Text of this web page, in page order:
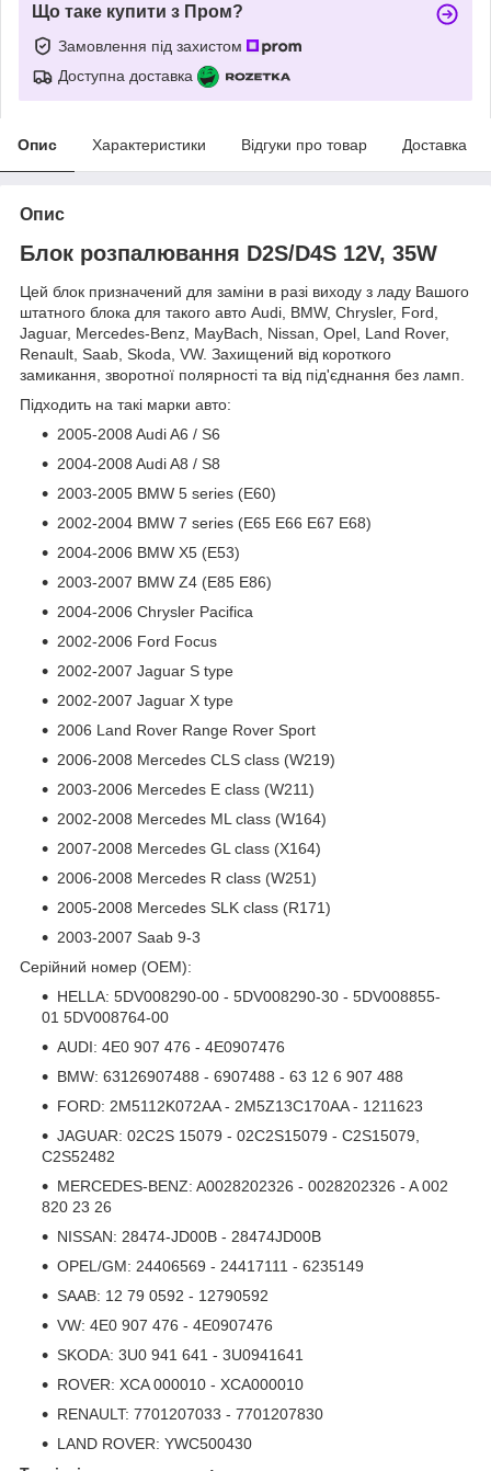
Що таке купити з Пром?
Замовлення під захистом
Доступна доставка
Опис Характеристики Відгуки про товар Доставка
Опис
Блок розпалювання D2S/D4S 12V, 35W
Цей блок призначений для заміни в разі виходу з ладу Вашого
штатного блока для такого авто Audi, BMW, Chrysler, Ford,
Jaguar, Mercedes-Benz, MayBach, Nissan, Opel, Land Rover,
Renault, Saab, Skoda, VW. Захищений від короткого
замикання, зворотної полярності та від під'єднання без ламп.
Підходить на такі марки авто:
2005-2008 Audi A6 / S6
2004-2008 Audi A8 / S8
2003-2005 BMW 5 series (E60)
2002-2004 BMW 7 series (E65 E66 E67 E68)
2004-2006 BMW X5 (E53)
2003-2007 BMW Z4 (E85 E86)
2004-2006 Chrysler Pacifica
2002-2006 Ford Focus
2002-2007 Jaguar S type
2002-2007 Jaguar X type
2006 Land Rover Range Rover Sport
2006-2008 Mercedes CLS class (W219)
2003-2006 Mercedes E class (W211)
2002-2008 Mercedes ML class (W164)
2007-2008 Mercedes GL class (X164)
2006-2008 Mercedes R class (W251)
2005-2008 Mercedes SLK class (R171)
2003-2007 Saab 9-3
Серійний номер (ОЕМ):
HELLA: 5DV008290-00 - 5DV008290-30 - 5DV008855-
01 5DV008764-00
AUDI: 4E0 907 476 - 4E0907476
BMW: 63126907488 - 6907488 - 63 12 6 907 488
FORD: 2M5112K072AA - 2M5Z13C170AA - 1211623
JAGUAR: 02C2S 15079 - 02C2S15079 - C2S15079,
C2S52482
MERCEDES-BENZ: A0028202326 - 0028202326 - A 002
820 23 26
NISSAN: 28474-JD00B - 28474JD00B
OPEL/GM: 24406569 - 24417111 - 6235149
SAAB: 12 79 0592 - 12790592
VW: 4E0 907 476 - 4E0907476
SKODA: 3U0 941 641 - 3U0941641
ROVER: XCA 000010 - XCA000010
RENAULT: 7701207033 - 7701207830
LAND ROVER: YWC500430